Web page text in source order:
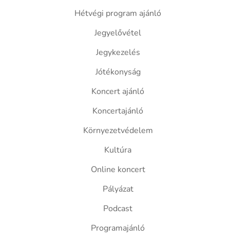
Hétvégi program ajánló
Jegyelővétel
Jegykezelés
Jótékonyság
Koncert ajánló
Koncertajánló
Környezetvédelem
Kultúra
Online koncert
Pályázat
Podcast
Programajánló